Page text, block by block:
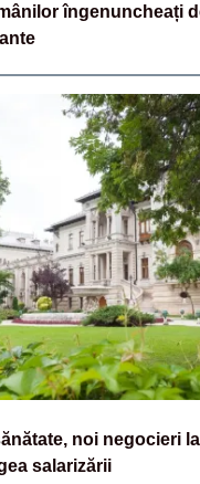
îngenuncheați
noi negocieri la
salarizării